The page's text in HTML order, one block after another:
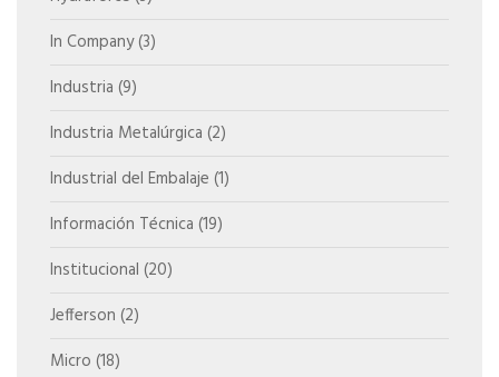
In Company(3)
Industria (9)
Industria Metalúrgica (2)
Industrial del Embalaje (1)
Información Técnica (19)
Institucional (20)
Jefferson (2)
Micro (18)